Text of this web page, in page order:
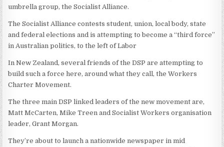
umbrella group, the Socialist Alliance.
The Socialist Alliance contests student, union, local body, state
and federal elections and is attempting to become a “third force”
in Australian politics, to the left of Labor
In New Zealand, several friends of the DSP are attempting to
build such a force here, around what they call, the Workers
Charter Movement.
The three main DSP linked leaders of the new movement are,
Matt McCarten, Mike Treen and Socialist Workers organisation
leader, Grant Morgan.
They’re about to launch a nationwide newspaper in mid